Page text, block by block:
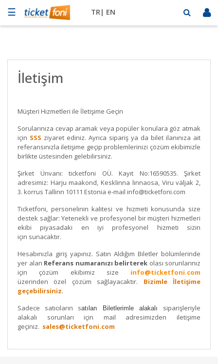
☰ TR| EN
Müzik
Mekanlar
Diğer
Spor
BİLET
İletişim
Müşteri Hizmetleri ile İletişime Geçin
Sorularınıza cevap aramak veya popüler konulara göz atmak
için SSS ziyaret ediniz. Ayrıca sipariş ya da bilet ilanınıza ait
referansınızla iletişime geçip problemlerinizi çözüm ekibimizle
birlikte üstesinden gelebilirsiniz.
Şirket Ünvanı: ticketfoni OÜ. Kayıt No:16590535. Şirket
adresimiz: Harju maakond, Kesklinna linnaosa, Viru väljak 2,
3. korrus Tallinn 10111 Estonia e-mail info@ticketfoni.com
Ticketfoni, personelinin kalitesi ve hizmeti konusunda size
destek sağlar: Yetenekli ve profesyonel bir müşteri hizmetleri
ekibi piyasadaki en iyi profesyonel hizmeti sizin
için sunacaktır.
Hesabınızla giriş yapınız. Satın Aldığım Biletler bölümlerinde
yer alan Referans numaranızı belirterek olası sorunlarınız
için çözüm ekibimiz size info@ticketfoni.com
üzerinden
özel çözüm sağlayacaktır. Bizimle İletişime
geçebilirsiniz.
Sadece satıcıların satılan Biletlerimle alakalı siparişleriyle
alakalı sorunları için mail adresimizden iletişime
geçiniz. sales@ticketfoni.com